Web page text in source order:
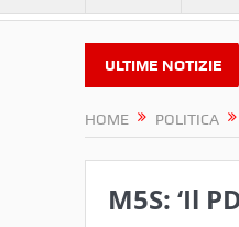
ULTIME NOTIZIE
Omaggio a
HOME POLITICA
M5S: ‘Il